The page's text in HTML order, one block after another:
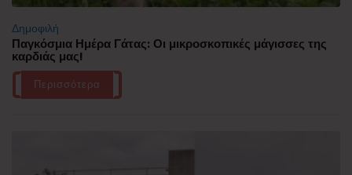
Δημοφιλή
Παγκόσμια Ημέρα Γάτας: Οι μικροσκοπικές μάγισσες της
καρδιάς μας!
Περισσότερα